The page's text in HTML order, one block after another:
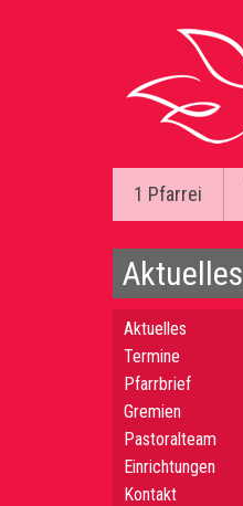
1 Pfarrei
Aktuelles
Aktuelles
Termine
Pfarrbrief
Gremien
Pastoralteam
Einrichtungen
Kontakt